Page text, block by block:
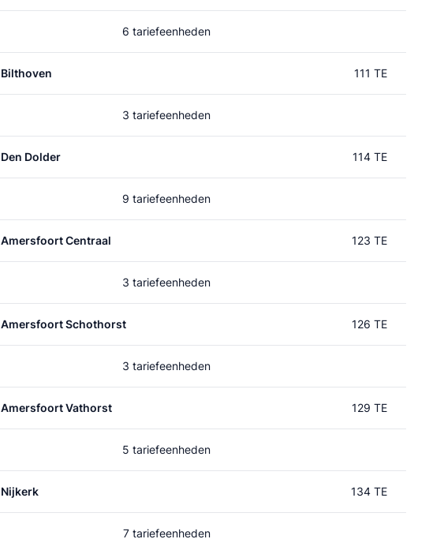
6 tariefeenheden
Bilthoven 111 TE
3 tariefeenheden
Den Dolder 114 TE
9 tariefeenheden
Amersfoort Centraal 123 TE
3 tariefeenheden
Amersfoort Schothorst 126 TE
3 tariefeenheden
Amersfoort Vathorst 129 TE
5 tariefeenheden
Nijkerk 134 TE
7 tariefeenheden